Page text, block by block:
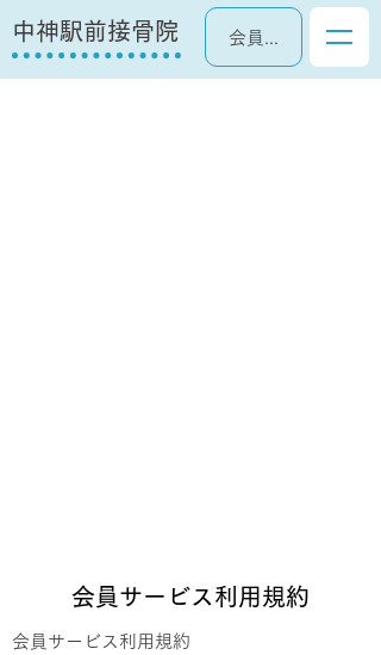
中神駅前接骨院 会員ページ
会員サービス利用規約
会員サービス利用規約